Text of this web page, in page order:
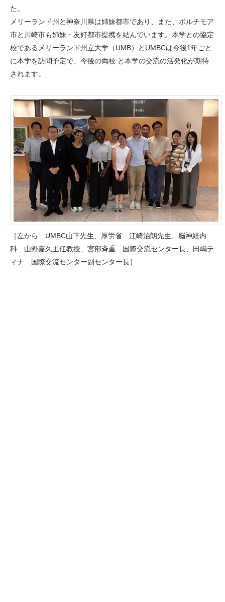
た。
メリーランド州と神奈川県は姉妹都市であり、また、ボルチモア
市と川崎市も姉妹・友好都市提携を結んでいます。本学との協定
校であるメリーランド州立大学（UMB）とUMBCは今後1年ごと
に本学を訪問予定で、今後の両校 と本学の交流の活発化が期待
されます。
［左から UMBC山下先生、厚労省 江崎治朗先生、脳神経内
科 山野嘉久主任教授、宮部斉重 国際交流センター長、田嶋テ
ィナ 国際交流センター副センター長］